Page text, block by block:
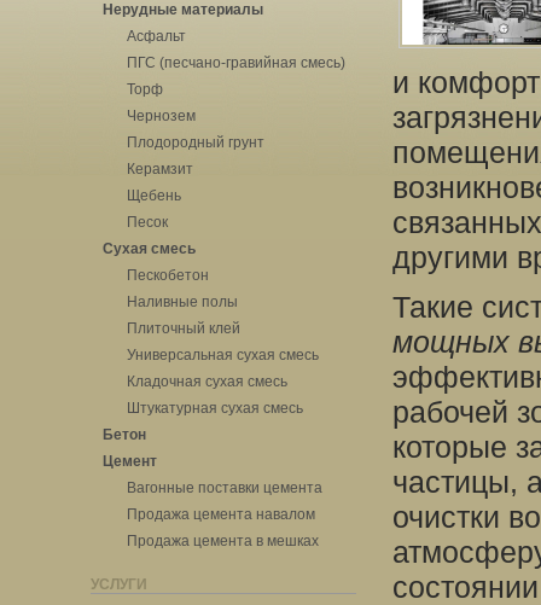
Нерудные материалы
Асфальт
ПГС (песчано-гравийная смесь)
Торф
Чернозем
Плодородный грунт
Керамзит
Щебень
Песок
Сухая смесь
Пескобетон
Наливные полы
Плиточный клей
Универсальная сухая смесь
Кладочная сухая смесь
Штукатурная сухая смесь
Бетон
Цемент
Вагонные поставки цемента
Продажа цемента навалом
Продажа цемента в мешках
УСЛУГИ
и
другими
Такие
мощных
рабочей
которые
частицы,
очистки